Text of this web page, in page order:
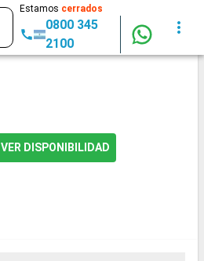
Estamos cerrados
0800 345
2100
VER DISPONIBILIDAD